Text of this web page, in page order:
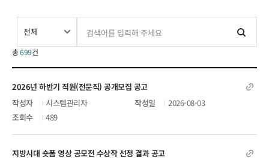
공지사항
입찰공고
해외동향
월간 지방시대
총699건
2026년 하반기 직원(전문직) 공개모집 공고
시스템관리자
2026-08-03
489
지방시대 숏폼 영상 공모전 수상작 선정 결과 공고